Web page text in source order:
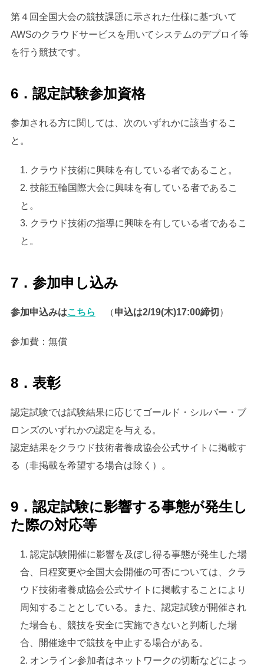
第４回全国大会の競技課題に示された仕様に基づいて
AWSのクラウドサービスを用いてシステムのデプロイ等
を行う競技です。
6．認定試験参加資格
参加される方に関しては、次のいずれかに該当するこ
と。
クラウド技術に興味を有している者であること。
技能五輪国際大会に興味を有している者であるこ
と。
クラウド技術の指導に興味を有している者であるこ
と。
7．参加申し込み
参加申込みはこちら （申込は2/19(木)17:00締切 ）
参加費：無償
8．表彰
認定試験では試験結果に応じてゴールド・シルバー・ブ
ロンズのいずれかの認定を与える。
認定結果をクラウド技術者養成協会公式サイトに掲載す
る（非掲載を希望する場合は除く）。
9．認定試験に影響する事態が発生し
た際の対応等
認定試験開催に影響を及ぼし得る事態が発生した場
合、日程変更や全国大会開催の可否については、クラ
ウド技術者養成協会公式サイトに掲載することにより
周知することとしている。また、認定試験が開催され
た場合も、競技を安全に実施できないと判断した場
合、開催途中で競技を中止する場合がある。
オンライン参加者はネットワークの切断などによっ